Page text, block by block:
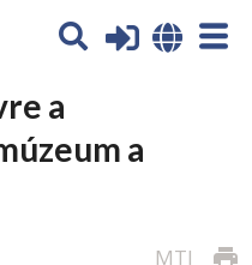
a
a
print
MTI